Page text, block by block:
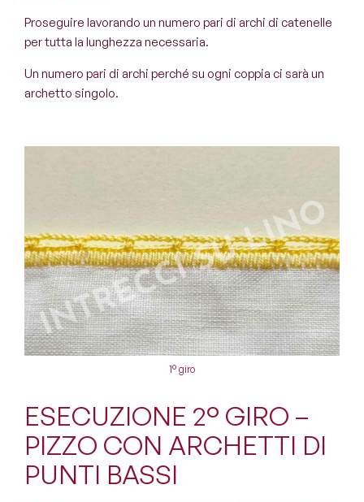
Proseguire lavorando un numero pari di archi di catenelle
per tutta la lunghezza necessaria.
Un numero pari di archi perché su ogni coppia ci sarà un
archetto singolo.
1° giro
ESECUZIONE 2° GIRO –
PIZZO CON ARCHETTI DI
PUNTI BASSI